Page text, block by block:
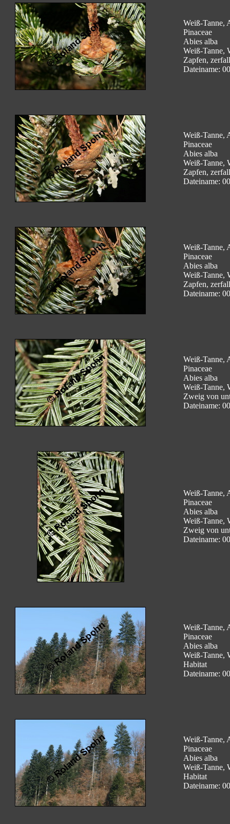
Weiß-Tanne,
Pinaceae
Abies alba
Weiß-Tanne,
Zapfen,
Dateiname:
Weiß-Tanne,
Pinaceae
Abies alba
Weiß-Tanne,
Zapfen,
Dateiname:
Weiß-Tanne,
Pinaceae
Abies alba
Weiß-Tanne,
Zapfen,
Dateiname:
Weiß-Tanne,
Pinaceae
Abies alba
Weiß-Tanne,
Zweig von
Dateiname:
Weiß-Tanne,
Pinaceae
Abies alba
Weiß-Tanne,
Zweig von
Dateiname:
Weiß-Tanne,
Pinaceae
Abies alba
Weiß-Tanne,
Habitat
Dateiname:
Weiß-Tanne,
Pinaceae
Abies alba
Weiß-Tanne,
Habitat
Dateiname: